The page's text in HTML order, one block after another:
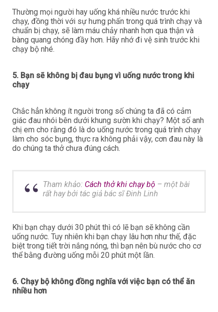
Thường mọi người hay uống khá nhiều nước trước khi
chạy, đồng thời với sự hưng phấn trong quá trình chạy và
chuẩn bị chạy, sẽ làm máu chảy nhanh hơn qua thận và
bàng quang chóng đầy hơn. Hãy nhớ đi vệ sinh trước khi
chạy bộ nhé.
5. Bạn sẽ không bị đau bụng vì uống nước trong khi
chạy
Chắc hẳn không ít người trong số chúng ta đã có cảm
giác đau nhói bên dưới khung sườn khi chạy? Một số anh
chị em cho rằng đó là do uống nước trong quá trình chạy
làm cho sóc bụng, thực ra không phải vậy, cơn đau này là
do chúng ta thở chưa đúng cách.
Tham khảo: Cách thở khi chạy bộ – một bài
rất hay bởi tác giả bác sĩ Đinh Linh
Khi bạn chạy dưới 30 phút thì có lẽ bạn sẽ không cần
uống nước. Tuy nhiên khi bạn chạy lâu hơn như thế, đặc
biệt trong tiết trời nắng nóng, thì bạn nên bù nước cho cơ
thể bằng đường uống mỗi 20 phút một lần.
6. Chạy bộ không đồng nghĩa với việc bạn có thể ăn
nhiều hơn